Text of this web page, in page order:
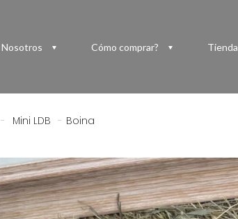
Nosotros Cómo comprar? Tienda
- Mini LDB - Boina